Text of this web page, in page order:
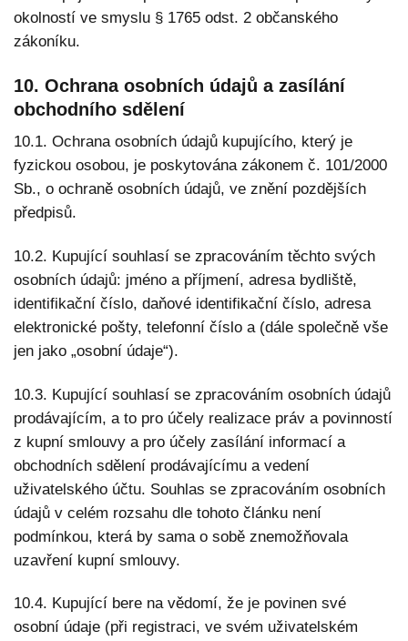
okolností ve smyslu § 1765 odst. 2 občanského
zákoníku.
10. Ochrana osobních údajů a zasílání
obchodního sdělení
10.1. Ochrana osobních údajů kupujícího, který je
fyzickou osobou, je poskytována zákonem č. 101/2000
Sb., o ochraně osobních údajů, ve znění pozdějších
předpisů.
10.2. Kupující souhlasí se zpracováním těchto svých
osobních údajů: jméno a příjmení, adresa bydliště,
identifikační číslo, daňové identifikační číslo, adresa
elektronické pošty, telefonní číslo a (dále společně vše
jen jako „osobní údaje“).
10.3. Kupující souhlasí se zpracováním osobních údajů
prodávajícím, a to pro účely realizace práv a povinností
z kupní smlouvy a pro účely zasílání informací a
obchodních sdělení prodávajícímu a vedení
uživatelského účtu. Souhlas se zpracováním osobních
údajů v celém rozsahu dle tohoto článku není
podmínkou, která by sama o sobě znemožňovala
uzavření kupní smlouvy.
10.4. Kupující bere na vědomí, že je povinen své
osobní údaje (při registraci, ve svém uživatelském